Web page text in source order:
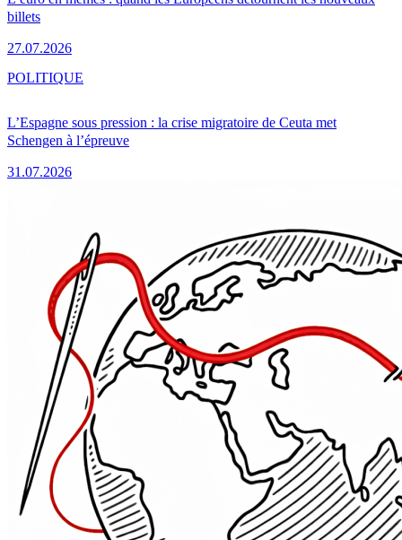
billets
27.07.2026
L’Espagne sous pression : la crise migratoire de Ceuta met
Schengen à l’épreuve
31.07.2026
POLITIQUE